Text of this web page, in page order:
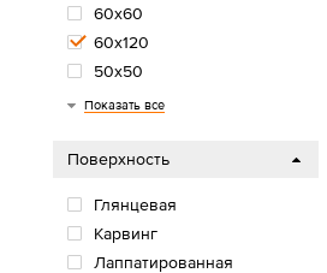
60х60
60х120
50х50
50x100
45х45
45x90
42х42
40х40
40x120
33х33
33x32
32x32
32x30
30х90
30х30
30x60
22х90
20х90
20х60
20х40
20х20
20х120
20x80
19x120
18х60
15х60
15x90
150x75
12x25
12,5х50
10х40
Показать все
Поверхность
Глянцевая
Карвинг
Лаппатированная